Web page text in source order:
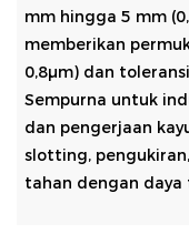
mm hingga 5 mm
memberikan
0,8μm) dan
Sempurna untuk
dan pengerjaan
slotting,
tahan dengan